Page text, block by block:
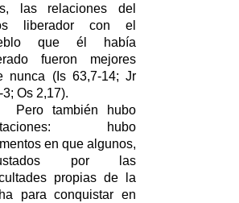
las relaciones del
liberador con el
que él había
fueron mejores
nunca (Is 63,7-14; Jr
3; Os 2,17).
también hubo
hubo
en que algunos,
por las
propias de la
para conquistar en